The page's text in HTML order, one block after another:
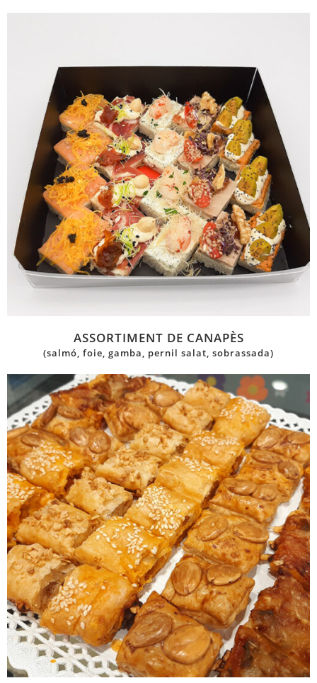
ASSORTIMENT DE CANAPÈS
(salmó, foie, gamba, pernil salat, sobrassada)